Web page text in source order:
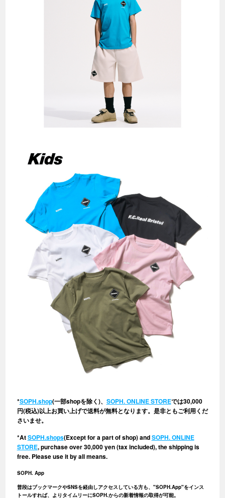
*SOPH.shop(一部shopを除く)、 SOPH. ONLINE STOREでは30,000
円(税込)以上お買い上げで送料が無料となります。是非ともご利用くだ
さいませ。
*AtSOPH.shops(Except for a part of shop) andSOPH. ONLINE
STORE, purchase over 30,000 yen (tax included), the shipping is
free. Please use it by all means.
SOPH. App
普段はブックマークやSNSを経由しアクセスしている方も、"SOPH.App"をインス
トールすれば、よりタイムリーにSOPH.からの新着情報の取得が可能。